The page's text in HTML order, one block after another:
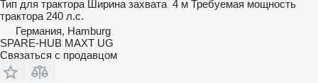
Тип для трактора Ширина захвата 4 м Требуемая мощность
трактора 240 л.с.
Германия, Hamburg
SPARE-HUB MAXT UG
Связаться с продавцом